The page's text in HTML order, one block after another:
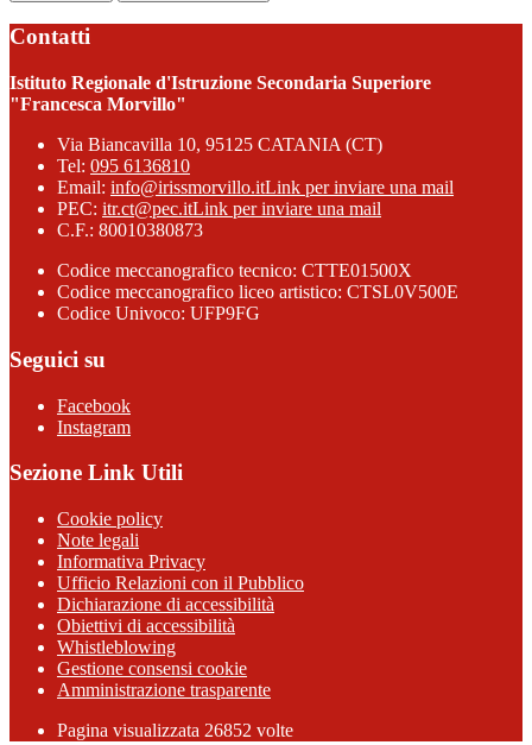
Contatti
Istituto Regionale d'Istruzione Secondaria Superiore
"Francesca Morvillo"
Via Biancavilla 10, 95125 CATANIA (CT)
Tel: 095 6136810
Email: info@irissmorvillo.itLink per inviare una mail
PEC: itr.ct@pec.itLink per inviare una mail
C.F.: 80010380873
Codice meccanografico tecnico: CTTE01500X
Codice meccanografico liceo artistico: CTSL0V500E
Codice Univoco: UFP9FG
Seguici su
Facebook
Instagram
Sezione Link Utili
Cookie policy
Note legali
Informativa Privacy
Ufficio Relazioni con il Pubblico
Dichiarazione di accessibilità
Obiettivi di accessibilità
Whistleblowing
Gestione consensi cookie
Amministrazione trasparente
Pagina visualizzata 26852 volte